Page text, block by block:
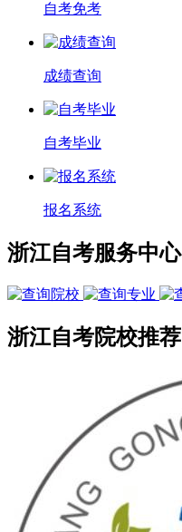
自考免考
成绩查询
自考毕业
报名系统
浙江自考服务中心
浙江自考院校推荐